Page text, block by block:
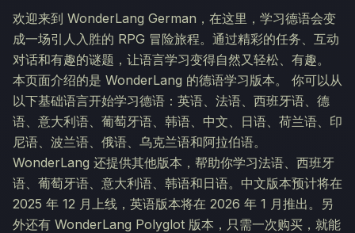
欢迎来到 WonderLang German，在这里，学习德语会变
成一场引人入胜的 RPG 冒险旅程。通过精彩的任务、互动
对话和有趣的谜题，让语言学习变得自然又轻松、有趣。
本页面介绍的是 WonderLang 的德语学习版本。 你可以从
以下基础语言开始学习德语：英语、法语、西班牙语、德
语、意大利语、葡萄牙语、韩语、中文、日语、荷兰语、印
尼语、波兰语、俄语、乌克兰语和阿拉伯语。
WonderLang 还提供其他版本，帮助你学习法语、西班牙
语、葡萄牙语、意大利语、韩语和日语。中文版本预计将在
2025 年 12 月上线，英语版本将在 2026 年 1 月推出。另
外还有 WonderLang Polyglot 版本，只需一次购买，就能